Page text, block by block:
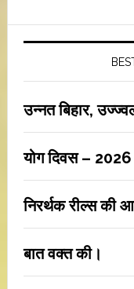
उन्नत बिहार,
योग दिवस – 2026
निरर्थक रील्स की
बात वक्त की।